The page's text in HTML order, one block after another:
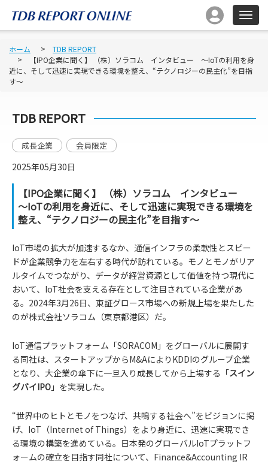
ホーム
TDB REPORT
【IPO企業に聞く】 （株）ソラコム インタビュー ～IoTの利用を身
近に、そして迅速に実現できる環境を整え、“テクノロジーの民主化”を目指
す～
TDB REPORT
成長企業 会員限定
2025年05月30日
【IPO企業に聞く】 （株）ソラコム インタビュー
～IoTの利用を身近に、そして迅速に実現できる環境を
整え、“テクノロジーの民主化”を目指す～
IoT市場の拡大が加速するなか、通信インフラの柔軟性とスピー
ドが企業競争力を左右する時代が訪れている。モノとモノがリア
ルタイムでつながり、データが経営資源として価値を持つ現代に
おいて、IoT社会を支える存在として注目されている企業があ
る。2024年3月26日、東証グロース市場への新規上場を果たした
のが株式会社ソラコム（東京都港区）だ。
IoT通信プラットフォーム「SORACOM」をグローバルに展開す
る同社は、スタートアップからM&AによりKDDIのグループ企業
となり、大企業の傘下に一旦入り成長してから上場する「スイン
グバイIPO 」を実現した。
“世界中のヒトとモノをつなげ、共鳴する社会へ”をビジョンに掲
げ、IoT（Internet of Things）をより身近に、迅速に実現でき
る環境の構築を進めている。日本発のグローバルIoTプラットフ
ォームの確立を目指す同社について、Finance&Accounting IR